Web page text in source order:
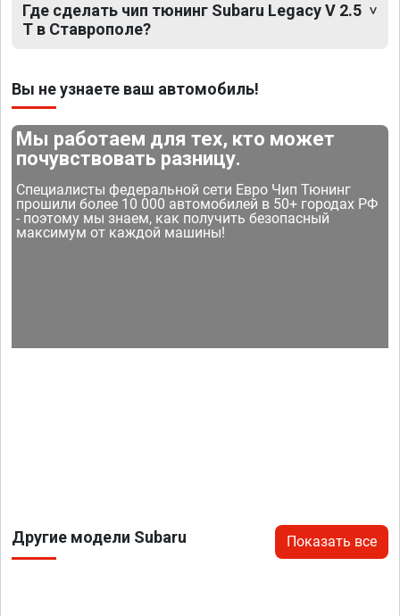
Где сделать чип тюнинг Subaru Legacy V 2.5
T в Ставрополе?
Вы не узнаете ваш автомобиль!
Мы работаем для тех, кто может
почувствовать разницу.
Специалисты федеральной сети Евро Чип Тюнинг
прошили более 10 000 автомобилей в 50+ городах РФ
- поэтому мы знаем, как получить безопасный
максимум от каждой машины!
Другие модели Subaru Показать все